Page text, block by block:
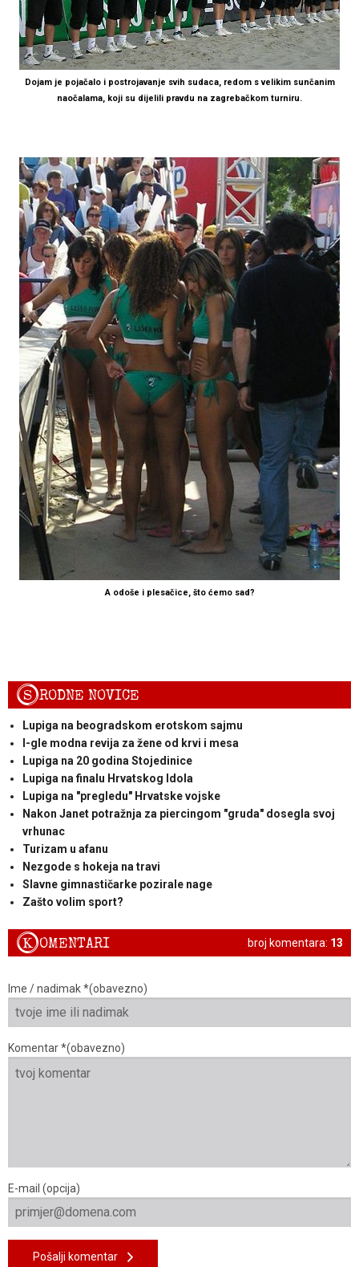
Dojam je pojačalo i postrojavanje svih sudaca, redom s velikim sunčanim
naočalama, koji su dijelili pravdu na zagrebačkom turniru.
A odoše i plesačice, što ćemo sad?
SRODNE NOVICE
Lupiga na beogradskom erotskom sajmu
I-gle modna revija za žene od krvi i mesa
Lupiga na 20 godina Stojedinice
Lupiga na finalu Hrvatskog Idola
Lupiga na "pregledu" Hrvatske vojske
Nakon Janet potražnja za piercingom "gruda" dosegla svoj
vrhunac
Turizam u afanu
Nezgode s hokeja na travi
Slavne gimnastičarke pozirale nage
Zašto volim sport?
broj komentara: 13
KOMENTARI
Ime / nadimak *(obavezno)
Komentar *(obavezno)
E-mail (opcija)
Pošalji komentar